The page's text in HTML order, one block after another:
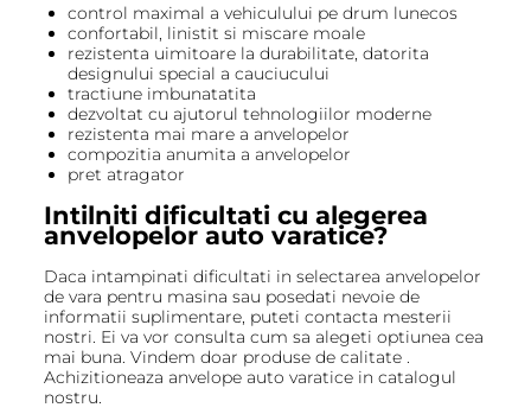
control maximal a vehiculului pe drum lunecos
confortabil, linistit si miscare moale
rezistenta uimitoare la durabilitate, datorita
designului special a cauciucului
tractiune imbunatatita
dezvoltat cu ajutorul tehnologiilor moderne
rezistenta mai mare a anvelopelor
compozitia anumita a anvelopelor
pret atragator
Intilniti dificultati cu alegerea
anvelopelor auto varatice?
Daca intampinati dificultati in selectarea anvelopelor
de vara pentru masina sau posedati nevoie de
informatii suplimentare, puteti contacta mesterii
nostri. Ei va vor consulta cum sa alegeti optiunea cea
mai buna. Vindem doar produse de calitate .
Achizitioneaza anvelope auto varatice in catalogul
nostru.